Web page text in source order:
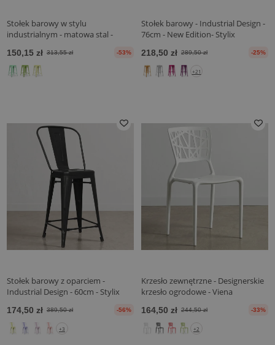
Stołek barowy w stylu
industrialnym - matowa stal -
150,15 zł 313,55 zł -53%
Stołek barowy - Industrial Design -
76cm - New Edition- Stylix
218,50 zł 289,50 zł -25%
+21
Stołek barowy z oparciem -
Industrial Design - 60cm - Stylix
174,50 zł 389,50 zł -56%
+3
Krzesło zewnętrzne - Designerskie
krzesło ogrodowe - Viena
164,50 zł 244,50 zł -33%
+2